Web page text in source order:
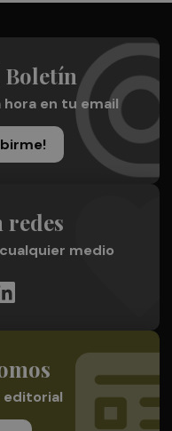
Boletín
en tu email
redes
medio
editorial